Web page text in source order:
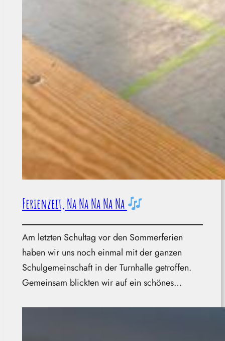
Ferienzeit, Na Na Na Na Na
Am letzten Schultag vor den Sommerferien
haben wir uns noch einmal mit der ganzen
Schulgemeinschaft in der Turnhalle getroffen.
Gemeinsam blickten wir auf ein schönes…